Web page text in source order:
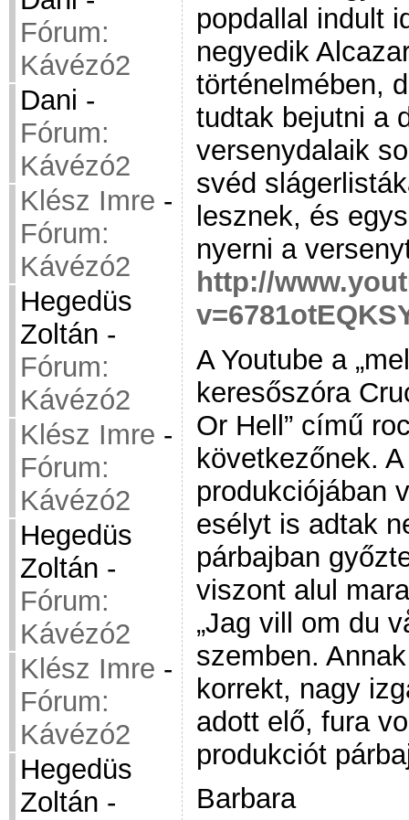
Fórum:
Kávézó2
Dani -
Fórum:
Kávézó2
Klész Imre -
Fórum:
Kávézó2
Hegedüs
Zoltán -
Fórum:
Kávézó2
Klész Imre -
Fórum:
Kávézó2
Hegedüs
Zoltán -
Fórum:
Kávézó2
Klész Imre -
Fórum:
Kávézó2
Hegedüs
Zoltán -
popdallal indult
negyedik
történelmében,
tudtak bejutni a
versenydalaik
svéd
lesznek, és
nyerni a
http://
A Youtube a
keresőszóra
Or Hell” című
következőnek.
produkciójában
esélyt is adtak
párbajban
viszont alul
„Jag vill om du
szemben.
korrekt, nagy
adott elő, fura
produkciót
Barbara